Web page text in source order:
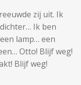
zij uit. Ik
Ik ben
lamp… een
Otto! Blijf weg!
Blijf weg!